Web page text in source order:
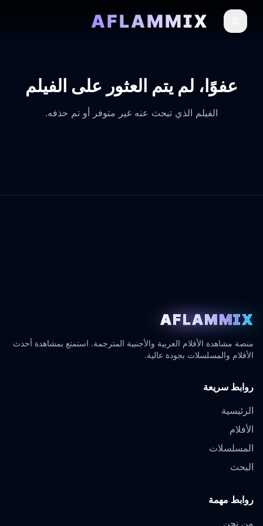
AFLAMMIX
عفوًا، لم يتم العثور على الفيلم
الفيلم الذي تبحث عنه غير متوفر أو تم حذفه.
AFLAMMIX
منصة مشاهدة الأفلام العربية والأجنبية المترجمة. استمتع بمشاهدة أحدث
الأفلام والمسلسلات بجودة عالية.
روابط سريعة
الرئيسية
الأفلام
المسلسلات
البحث
روابط مهمة
من نحن